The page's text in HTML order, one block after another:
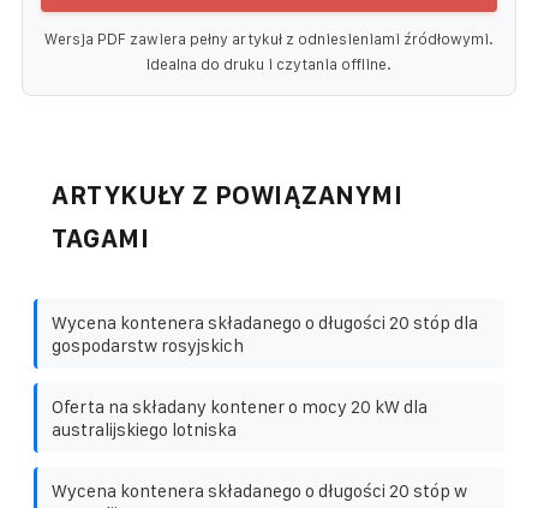
Wersja PDF zawiera pełny artykuł z odniesieniami źródłowymi.
Idealna do druku i czytania offline.
ARTYKUŁY Z POWIĄZANYMI
TAGAMI
Wycena kontenera składanego o długości 20 stóp dla
gospodarstw rosyjskich
Oferta na składany kontener o mocy 20 kW dla
australijskiego lotniska
Wycena kontenera składanego o długości 20 stóp w